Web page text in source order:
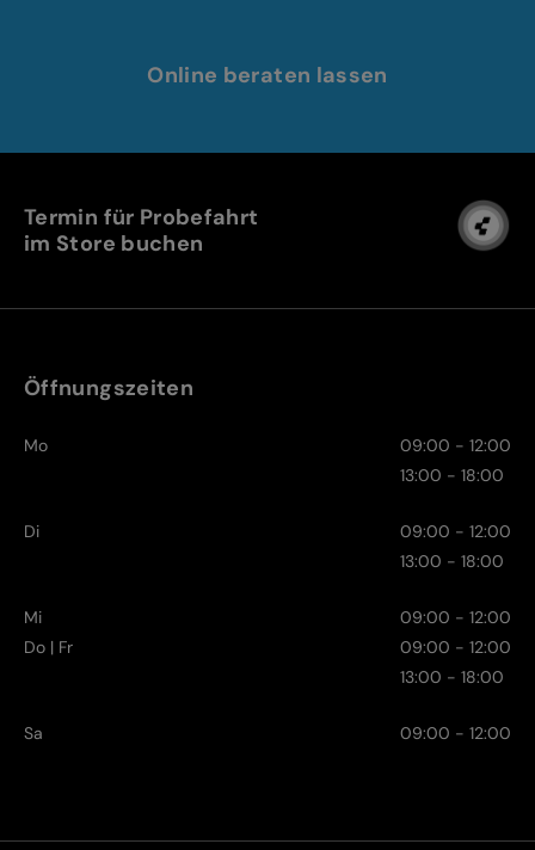
Online beraten lassen
Termin für Probefahrt
im Store buchen
Öffnungszeiten
Mo
09:00 - 12:00
13:00 - 18:00
Di
09:00 - 12:00
13:00 - 18:00
Mi
09:00 - 12:00
Do | Fr
09:00 - 12:00
13:00 - 18:00
Sa 09:00 - 12:00